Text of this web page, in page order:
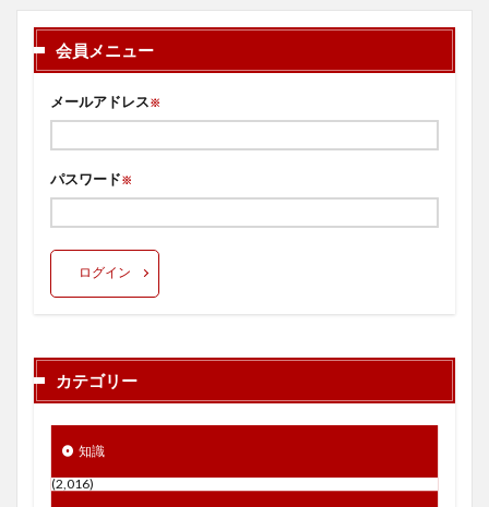
会員メニュー
メールアドレス※
パスワード※
ログイン
カテゴリー
知識
(2,016)